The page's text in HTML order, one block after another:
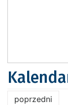
poprzedni